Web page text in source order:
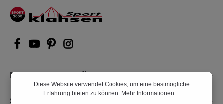
Kompetente Kaufberatung
Shop Service
Diese Website verwendet Cookies, um eine bestmögliche
Erfahrung bieten zu können. Mehr Informationen ...